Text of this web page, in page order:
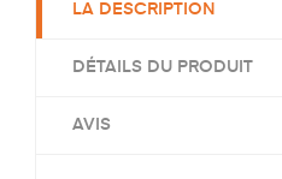
LA DESCRIPTION
DÉTAILS DU PRODUIT
AVIS